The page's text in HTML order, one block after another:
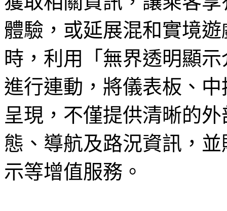
體驗，或延展混和實境
時，利用「無界透明顯示
進行連動，將儀表板、
呈現，不僅提供清晰的
態、導航及路況資訊，
示等增值服務。